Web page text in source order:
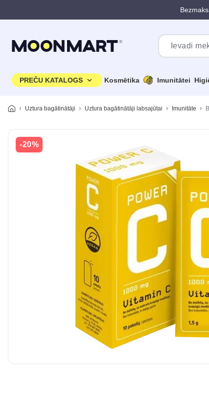
PREČU KATALOGS Kosmētika Imunitātei
Uztura bagātinātāji Uztura bagātinātāji labsajūtai Imunitāte
-20%